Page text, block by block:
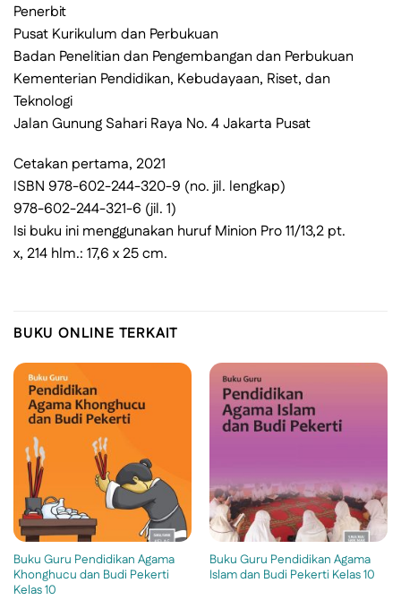
Penerbit
Pusat Kurikulum dan Perbukuan
Badan Penelitian dan Pengembangan dan Perbukuan
Kementerian Pendidikan, Kebudayaan, Riset, dan
Teknologi
Jalan Gunung Sahari Raya No. 4 Jakarta Pusat
Cetakan pertama, 2021
ISBN 978-602-244-320-9 (no. jil. lengkap)
978-602-244-321-6 (jil. 1)
Isi buku ini menggunakan huruf Minion Pro 11/13,2 pt.
x, 214 hlm.: 17,6 x 25 cm.
BUKU ONLINE TERKAIT
Buku Guru Pendidikan Agama
Khonghucu dan Budi Pekerti
Kelas 10
Buku Guru Pendidikan Agama
Islam dan Budi Pekerti Kelas 10